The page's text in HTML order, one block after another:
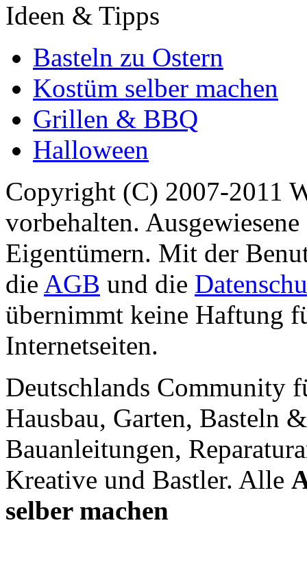
Ideen & Tipps
Basteln zu Ostern
Kostüm selber machen
Grillen & BBQ
Halloween
Copyright (C) 2007-2011
vorbehalten.
Eigentümern. Mit der
die AGB und die
übernimmt keine Haftung
Internetseiten.
Deutschlands Community
Hausbau, Garten, Basteln
Bauanleitungen,
Kreative und Bastler. Alle
selber machen